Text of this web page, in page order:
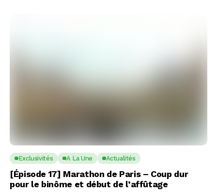
Exclusivités A La Une Actualités
[Épisode 17] Marathon de Paris – Coup dur
pour le binôme et début de l’affûtage